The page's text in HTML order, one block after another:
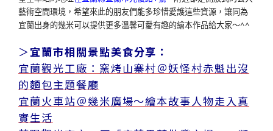
藝術空間環境，希望來此的朋友們能多珍惜愛護這些資源，讓同為
宜蘭出身的幾米可以提供更多溫馨可愛有趣的繪本作品給大家～^^
＞宜蘭市相關景點美食分享：
宜蘭觀光工廠：窯烤山寨村＠妖怪村赤魁出沒
的麵包主題餐廳
宜蘭火車站＠幾米廣場～繪本故事人物走入真
實生活